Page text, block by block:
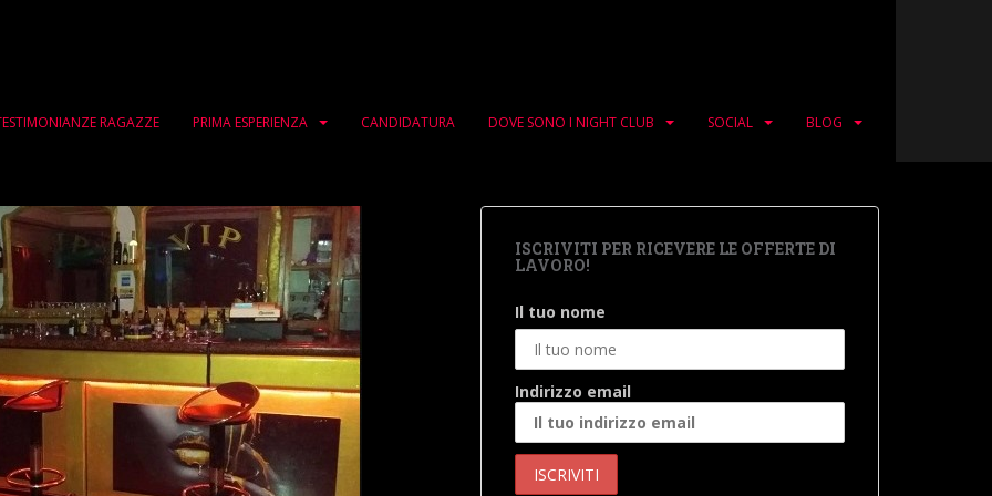
RAGAZZE PRIMA ESPERIENZA CANDIDATURA DOVE SONO I NIGHT CLUB SOCIAL BLOG
ISCRIVITI PER RICEVERE LE OFFERTE DI
LAVORO!
Il tuo nome
Indirizzo email